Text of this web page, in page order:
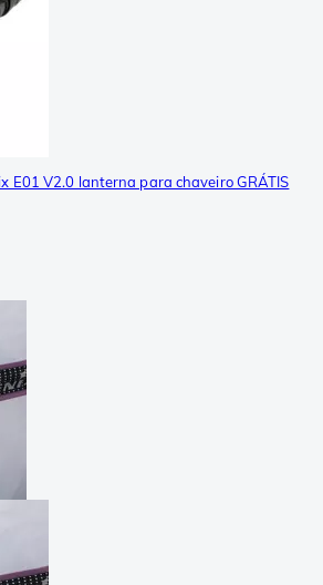
E01 V2.0 lanterna para chaveiro GRÁTIS